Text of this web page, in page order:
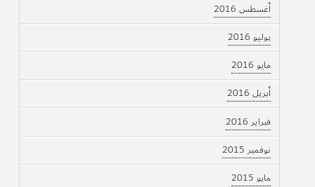
أغسطس 2016
يوليو 2016
مايو 2016
أبريل 2016
فبراير 2016
نوفمبر 2015
مايو 2015